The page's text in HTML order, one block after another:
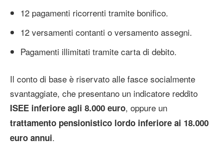
12 pagamenti ricorrenti tramite bonifico.
12 versamenti contanti o versamento assegni.
Pagamenti illimitati tramite carta di debito.
Il conto di base è riservato alle fasce socialmente
svantaggiate, che presentano un indicatore reddito
ISEE inferiore agli 8.000 euro, oppure un
trattamento pensionistico lordo inferiore ai 18.000
euro annui.